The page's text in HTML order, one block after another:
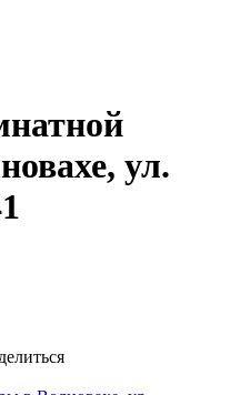
ул.